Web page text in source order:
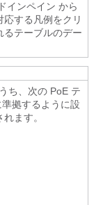
インペイン から
する凡例をクリ
るテーブルのデー
ち、次の PoE テ
拠するように設
ます。